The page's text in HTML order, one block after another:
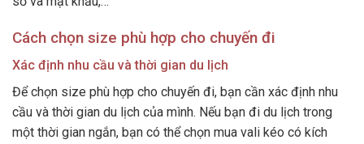
Cách chọn size phù hợp cho chuyến đi
Xác định nhu cầu và thời gian du lịch
Để chọn size phù hợp cho chuyến đi, bạn cần xác định nhu
cầu và thời gian du lịch của mình. Nếu bạn đi du lịch trong
một thời gian ngắn, bạn có thể chọn mua vali kéo có kích